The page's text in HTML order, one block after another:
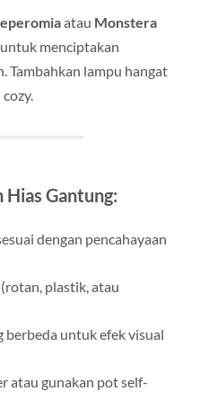
atau Monstera
menciptakan
Tambahkan lampu hangat
Hias Gantung:
dengan pencahayaan
plastik, atau
berbeda untuk efek visual
atau gunakan pot self-